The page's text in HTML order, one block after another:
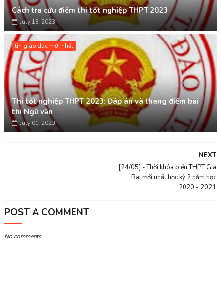
Cách tra cứu điểm thi tốt nghiệp THPT 2023
July 18, 2023
tin giáo dục mới nhất
Thi tốt nghiệp THPT 2023: Đáp án và thang điểm bài
thi Ngữ văn
July 01, 2023
NEXT
[24/05] - Thời khóa biểu THPT Giá
Rai mới nhất học kỳ 2 năm học
2020 - 2021
POST A COMMENT
No comments